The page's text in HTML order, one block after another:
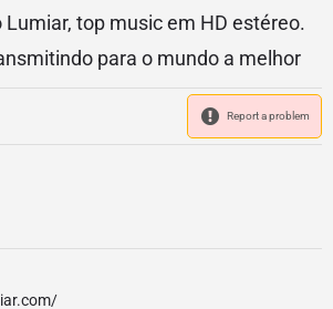
top music em HD estéreo.
para o mundo a melhor
Report a problem